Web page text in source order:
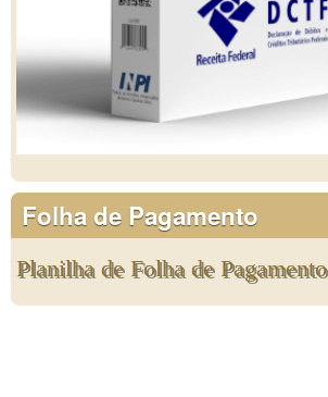
Folha de Pagamento
Planilha de Folha de Pagamento